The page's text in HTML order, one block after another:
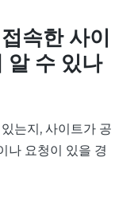
속한 사이
알 수 있나
는지, 사이트가 공
나 요청이 있을 경